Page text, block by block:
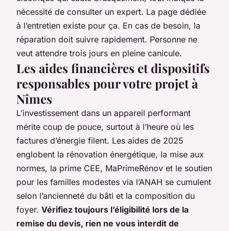
nécessité de consulter un expert. La page dédiée
à l’entretien existe pour ça. En cas de besoin, la
réparation doit suivre rapidement. Personne ne
veut attendre trois jours en pleine canicule.
Les aides financières et dispositifs
responsables pour votre projet à
Nîmes
L’investissement dans un appareil performant
mérite coup de pouce, surtout à l’heure où les
factures d’énergie filent. Les aides de 2025
englobent la rénovation énergétique, la mise aux
normes, la prime CEE, MaPrimeRénov et le soutien
pour les familles modestes via l’ANAH se cumulent
selon l’ancienneté du bâti et la composition du
foyer. Vérifiez toujours l’éligibilité lors de la
remise du devis, rien ne vous interdit de